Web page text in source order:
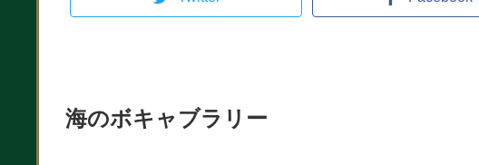
海のボキャブラリー